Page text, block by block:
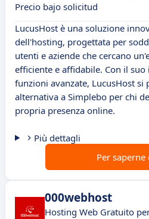
Precio bajo solicitud
LucusHost è una soluzione
dell'hosting, progettata per
utenti e aziende che cercano
efficiente e affidabile. Con il
funzioni avanzate, LucusHost si
alternativa a Simplebo per chi
propria presenza online.
Più dettagli
Per saperne
000webhost
Hosting Web Gratuito